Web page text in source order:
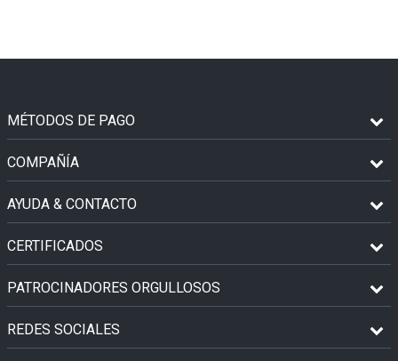
MÉTODOS DE PAGO
COMPAÑÍA
AYUDA & CONTACTO
CERTIFICADOS
PATROCINADORES ORGULLOSOS
REDES SOCIALES